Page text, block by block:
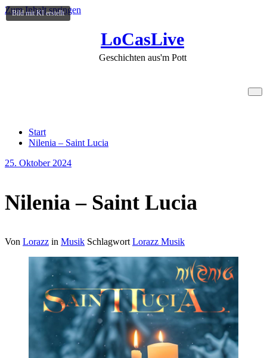
Zum Inhalt springen
LoCasLive
Geschichten aus'm Pott
Start
Nilenia – Saint Lucia
25. Oktober 2024
Nilenia – Saint Lucia
Von Lorazz in Musik Schlagwort Lorazz Musik
Bild mit KI erstellt